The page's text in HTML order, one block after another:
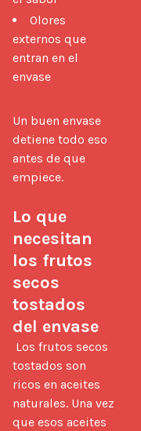
Olores
externos que
entran en el
envase
Un buen envase
detiene todo eso
antes de que
empiece.
Lo que
necesitan
los frutos
secos
tostados
del envase
tostados son
ricos en aceites
naturales. Una vez
que esos aceites